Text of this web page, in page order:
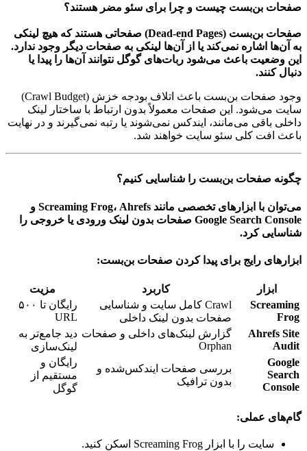
صفحات بن‌بست چیست و چرا برای سئو مضر هستند؟
صفحات بن‌بست (Dead-end Pages) صفحاتی هستند که هیچ لینکی
به آن‌ها اشاره نمی‌کند یا از آن‌ها لینکی به صفحات دیگر وجود ندارد.
این وضعیت باعث می‌شود ربات‌های گوگل نتوانند آن‌ها را پیدا یا
دنبال کنند.
وجود صفحات بن‌بست باعث اتلاف بودجه خزش (Crawl Budget)
سایت می‌شود. این صفحات معمولاً بدون ارتباط با ساختار لینک
داخلی باقی می‌مانند، ایندکس نمی‌شوند یا رتبه نمی‌گیرند و در نهایت
باعث افت کلی سئو سایت خواهند شد.
چگونه صفحات بن‌بست را شناسایی کنیم؟
می‌توان با ابزارهای تخصصی مانند Screaming Frog، Ahrefs و
Google Search Console صفحات بدون لینک ورودی یا خروجی را
شناسایی کرد.
ابزارهای رایج برای پیدا کردن صفحات بن‌بست:
ابزار کاربرد
مزیت
Screaming
Frog
Crawl کامل سایت و شناسایی
صفحات بدون لینک داخلی
رایگان تا ۵۰۰
URL
Ahrefs Site
Audit
گزارش لینک‌های داخلی و صفحات
Orphan
دید جامع‌تر به
لینک‌سازی
Google
Search
Console
بررسی صفحات ایندکس‌شده و
بدون ترافیک
رایگان و
مستقیم از
گوگل
گام‌های عملی:
سایت را با ابزار Screaming Frog اسکن کنید.